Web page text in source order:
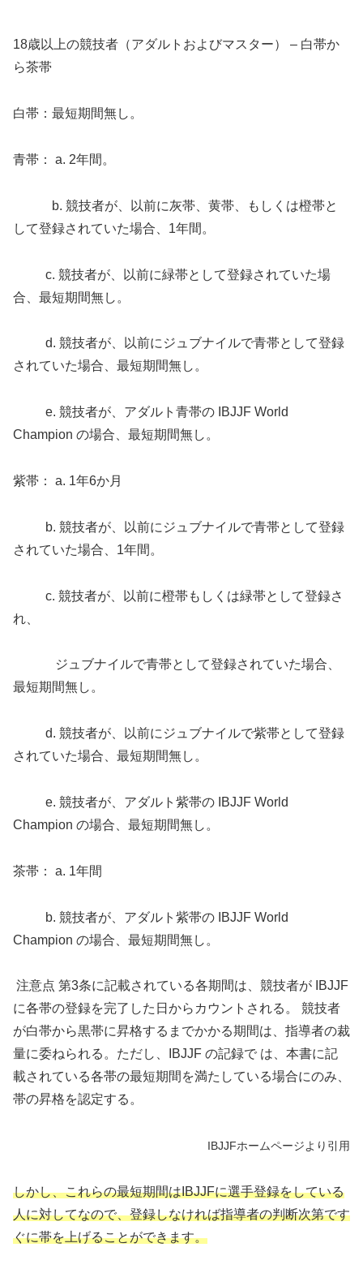
18歳以上の競技者（アダルトおよびマスター） – 白帯か
ら茶帯
白帯：最短期間無し。
青帯： a. 2年間。
b. 競技者が、以前に灰帯、黄帯、もしくは橙帯と
して登録されていた場合、1年間。
c. 競技者が、以前に緑帯として登録されていた場
合、最短期間無し。
d. 競技者が、以前にジュブナイルで青帯として登録
されていた場合、最短期間無し。
e. 競技者が、アダルト青帯の IBJJF World
Champion の場合、最短期間無し。
紫帯： a. 1年6か月
b. 競技者が、以前にジュブナイルで青帯として登録
されていた場合、1年間。
c. 競技者が、以前に橙帯もしくは緑帯として登録さ
れ、
ジュブナイルで青帯として登録されていた場合、
最短期間無し。
d. 競技者が、以前にジュブナイルで紫帯として登録
されていた場合、最短期間無し。
e. 競技者が、アダルト紫帯の IBJJF World
Champion の場合、最短期間無し。
茶帯： a. 1年間
b. 競技者が、アダルト紫帯の IBJJF World
Champion の場合、最短期間無し。
注意点 第3条に記載されている各期間は、競技者が IBJJF
に各帯の登録を完了した日からカウントされる。 競技者
が白帯から黒帯に昇格するまでかかる期間は、指導者の裁
量に委ねられる。ただし、IBJJF の記録で は、本書に記
載されている各帯の最短期間を満たしている場合にのみ、
帯の昇格を認定する。
IBJJFホームページより引用
しかし、これらの最短期間はIBJJFに選手登録をしている
人に対してなので、登録しなければ指導者の判断次第です
ぐに帯を上げることができます。